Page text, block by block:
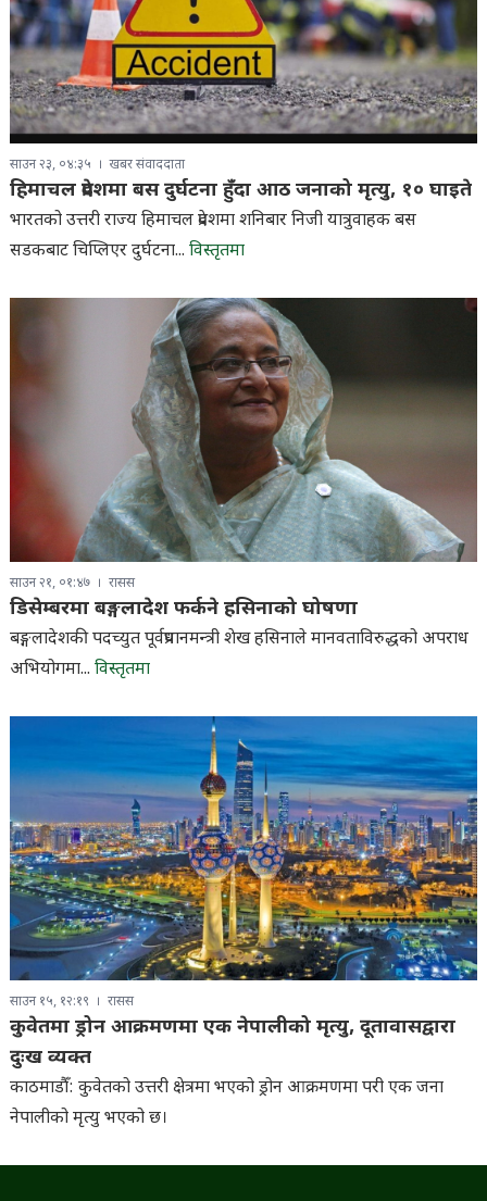
साउन २३, ०४:३५ खबर संवाददाता
हिमाचल प्रदेशमा बस दुर्घटना हुँदा आठ जनाको मृत्यु, १० घाइते
भारतको उत्तरी राज्य हिमाचल प्रदेशमा शनिबार निजी यात्रुवाहक बस
सडकबाट चिप्लिएर दुर्घटना... विस्तृतमा
साउन २१, ०१:४७ रासस
डिसेम्बरमा बङ्गलादेश फर्कने हसिनाको घोषणा
बङ्गलादेशकी पदच्युत पूर्वप्रधानमन्त्री शेख हसिनाले मानवताविरुद्धको अपराध
अभियोगमा... विस्तृतमा
साउन १५, १२:१९ रासस
कुवेतमा ड्रोन आक्रमणमा एक नेपालीको मृत्यु, दूतावासद्वारा
दुःख व्यक्त
काठमाडौँ: कुवेतको उत्तरी क्षेत्रमा भएको ड्रोन आक्रमणमा परी एक जना
नेपालीको मृत्यु भएको छ।